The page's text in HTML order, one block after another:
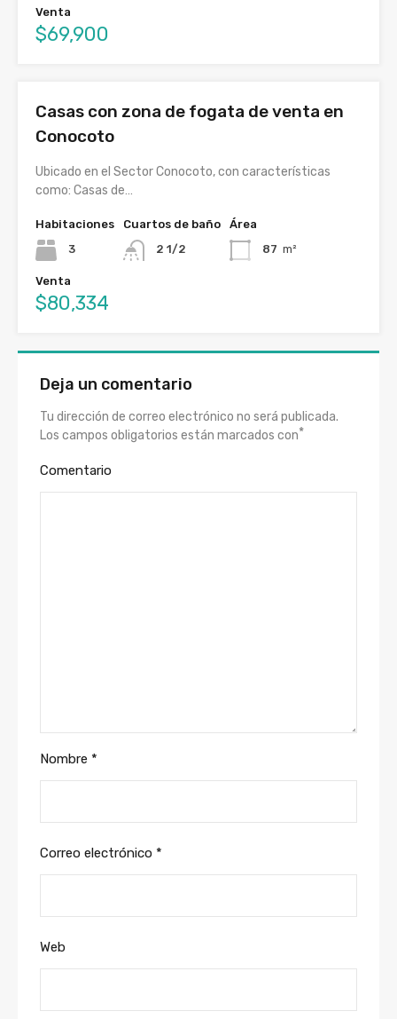
Venta
$69,900
Casas con zona de fogata de venta en
Conocoto
Ubicado en el Sector Conocoto, con características
como: Casas de…
Habitaciones
3
Cuartos de baño
2 1/2
Área
87 m²
Venta
$80,334
Deja un comentario
Tu dirección de correo electrónico no será publicada.
Los campos obligatorios están marcados con*
Comentario
Nombre *
Correo electrónico *
Web